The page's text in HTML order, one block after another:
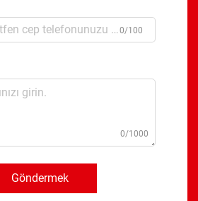
0/100
0/1000
Göndermek